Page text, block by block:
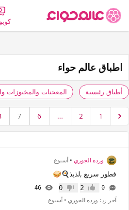
اطباق عالم حواء
أطباق رئيسية المعجنات والمخبوزات
1
2
...
6
7
ورده الجوري • أسبوع
فطور سريع ,لذيذ🍳🥪
0 إعجاب2 عدم إعجاب
0
46
آخر رد: ورده الجوري • أسبوع